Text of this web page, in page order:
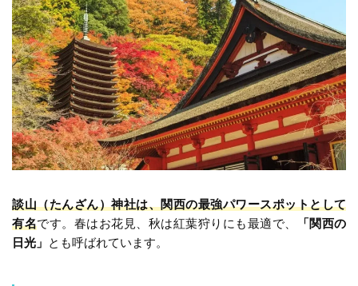
談山（たんざん）神社は、関西の最強パワースポットとして
有名です。春はお花見、秋は紅葉狩りにも最適で、
「関西の
日光」 とも呼ばれています。